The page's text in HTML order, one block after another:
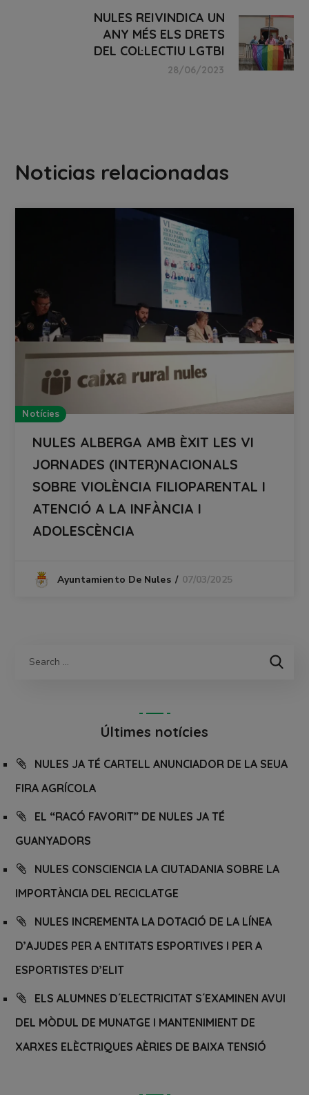
NULES REIVINDICA UN
ANY MÉS ELS DRETS
DEL COL·LECTIU LGTBI
28/06/2023
Noticias relacionadas
Notícies
NULES ALBERGA AMB ÈXIT LES VI
JORNADES (INTER)NACIONALS
SOBRE VIOLÈNCIA FILIOPARENTAL I
ATENCIÓ A LA INFÀNCIA I
ADOLESCÈNCIA
Ayuntamiento De Nules 07/03/2025
Últimes notícies
NULES JA TÉ CARTELL ANUNCIADOR DE LA SEUA
FIRA AGRÍCOLA
EL “RACÓ FAVORIT” DE NULES JA TÉ
GUANYADORS
NULES CONSCIENCIA LA CIUTADANIA SOBRE LA
IMPORTÀNCIA DEL RECICLATGE
NULES INCREMENTA LA DOTACIÓ DE LA LÍNEA
D’AJUDES PER A ENTITATS ESPORTIVES I PER A
ESPORTISTES D’ELIT
ELS ALUMNES D´ELECTRICITAT S´EXAMINEN AVUI
DEL MÒDUL DE MUNATGE I MANTENIMIENT DE
XARXES ELÈCTRIQUES AÈRIES DE BAIXA TENSIÓ